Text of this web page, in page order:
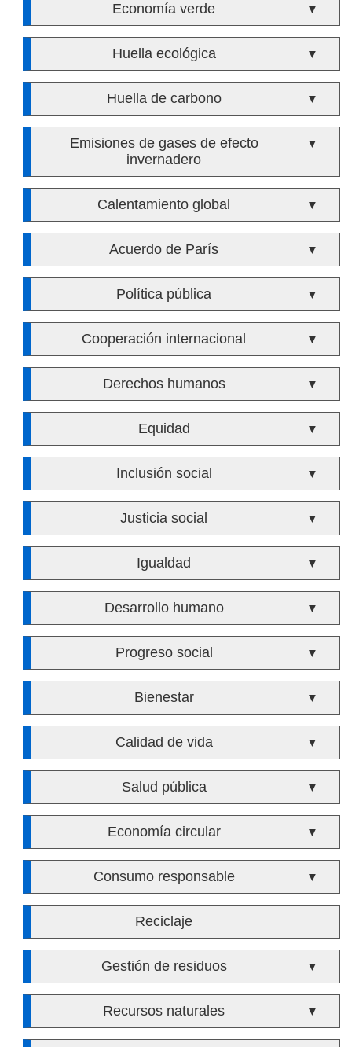
Economía verde ▼
Huella ecológica ▼
Huella de carbono ▼
Emisiones de gases de efecto
invernadero
▼
Calentamiento global ▼
Acuerdo de París ▼
Política pública ▼
Cooperación internacional ▼
Derechos humanos ▼
Equidad ▼
Inclusión social ▼
Justicia social ▼
Igualdad ▼
Desarrollo humano ▼
Progreso social ▼
Bienestar ▼
Calidad de vida ▼
Salud pública ▼
Economía circular ▼
Consumo responsable ▼
Reciclaje
Gestión de residuos ▼
Recursos naturales ▼